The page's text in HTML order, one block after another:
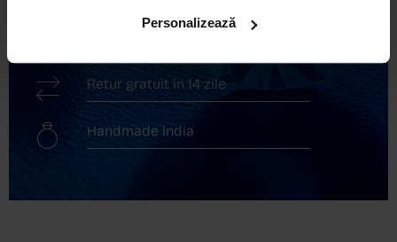
Personalizează
Retur gratuit în 14 zile
Handmade India